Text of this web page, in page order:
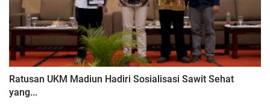
Ratusan UKM Madiun Hadiri Sosialisasi Sawit Sehat
yang...